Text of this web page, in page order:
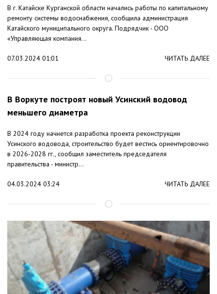
В г. Катайске Курганской области начались работы по капитальному
ремонту системы водоснабжения, сообщила администрация
Катайского муниципального округа. Подрядчик - ООО
«Управляющая компания...
07.03.2024 01:01 ЧИТАТЬ ДАЛЕЕ
В Воркуте построят новый Усинский водовод
меньшего диаметра
В 2024 году начнется разработка проекта реконструкции
Усинского водовода, строительство будет вестись ориентировочно
в 2026-2028 гг., сообщил заместитель председателя
правительства - министр...
04.03.2024 03:24 ЧИТАТЬ ДАЛЕЕ